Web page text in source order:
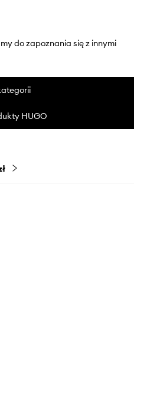
do zapoznania się z innymi
HUGO